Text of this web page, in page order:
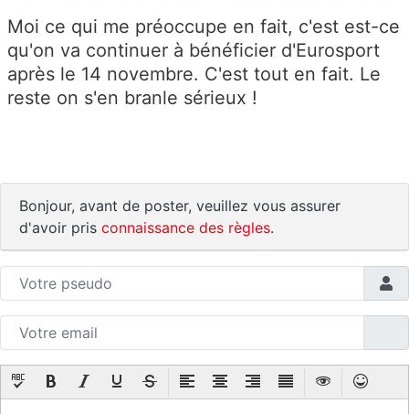
Moi ce qui me préoccupe en fait, c'est est-ce
qu'on va continuer à bénéficier d'Eurosport
après le 14 novembre. C'est tout en fait. Le
reste on s'en branle sérieux !
Bonjour, avant de poster, veuillez vous assurer
d'avoir pris connaissance des règles.